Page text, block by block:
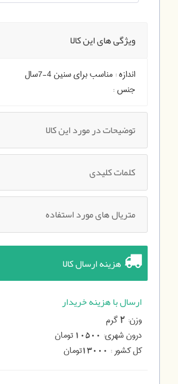
ویژگی های این کالا
اندازه : مناسب برای سنین 4-7سال
جنس :
توضیحات در مورد این کالا
کلمات کلیدی
متریال های مورد استفاده
هزینه ارسال کالا
ارسال با هزینه خریدار
وزن:
گرم
درون شهری: 10500 تومان
کل کشور : 13000تومان